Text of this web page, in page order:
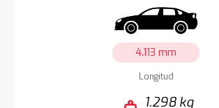
4.113 mm
Longitud
1.298 kg